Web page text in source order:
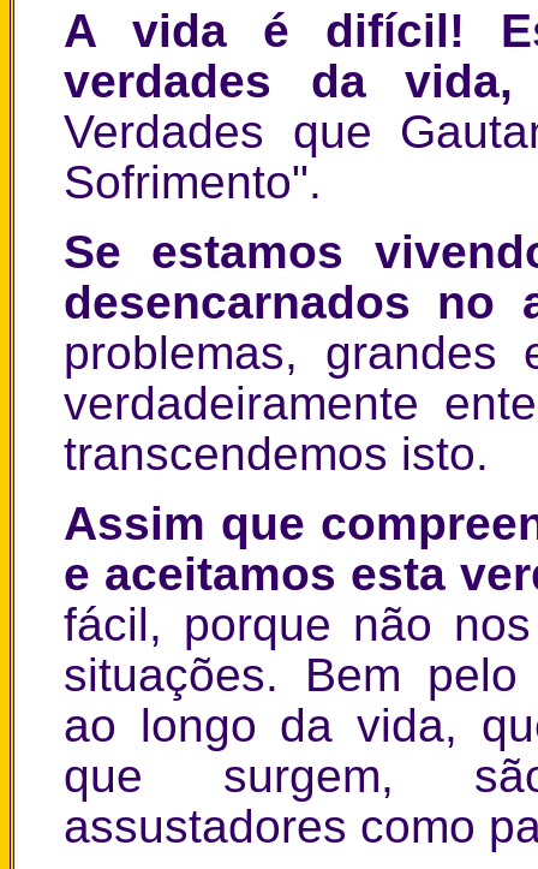
A vida é difícil!
verdades da
Verdades que
Sofrimento".
Se estamos
desencarnados no
problemas,
verdadeiramente
transcendemos isto.
Assim que
e aceitamos esta
fácil, porque não
situações. Bem
ao longo da vida,
que surgem,
assustadores como